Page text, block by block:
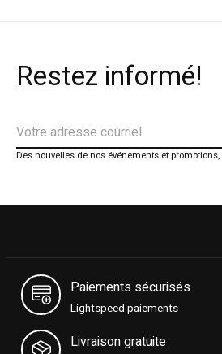
Restez informé!
Des nouvelles de nos événements et
Paiements sécurisés
Lightspeed paiements
Livraison gratuite